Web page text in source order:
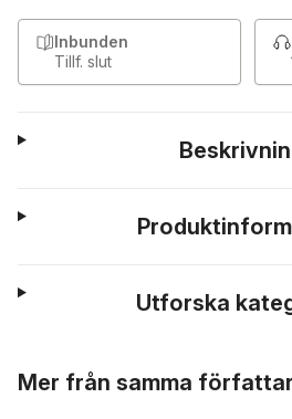
Inbunden
Tillf. slut
Utforska
Mer från samma